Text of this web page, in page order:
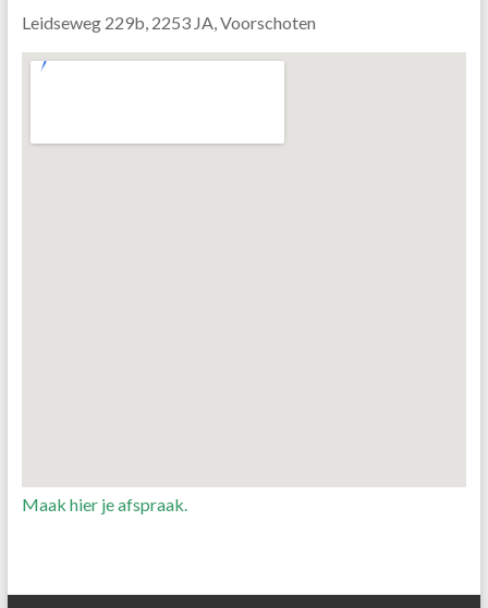
Leidseweg 229b, 2253 JA, Voorschoten
Maak hier je afspraak.